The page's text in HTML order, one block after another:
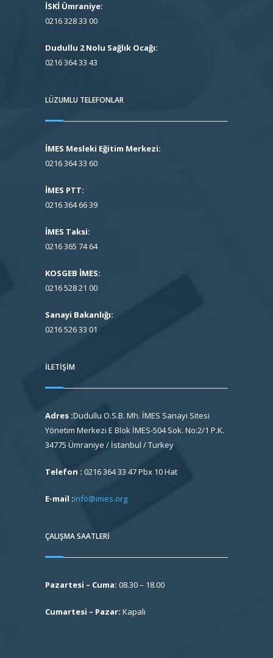
İSKİ Ümraniye:
0216 328 33 00
Dudullu 2 Nolu Sağlık Ocağı:
0216 364 33 43
LÜZUMLU TELEFONLAR
İMES Mesleki Eğitim Merkezi:
0216 364 33 60
İMES PTT:
0216 364 66 39
İMES Taksi:
0216 365 74 64
KOSGEB İMES:
0216 528 21 00
Sanayi Bakanlığı:
0216 526 33 01
İLETIŞIM
Adres :Dudullu O.S.B. Mh. İMES Sanayi Sitesi
Yönetim Merkezi E Blok İMES-504 Sok. No:2/1 P.K.
34775 Ümraniye / İstanbul / Turkey
Telefon : 0216 364 33 47 Pbx 10 Hat
E-mail :info@imes.org
ÇALIŞMA SAATLERI
Pazartesi – Cuma: 08.30 – 18.00
Cumartesi – Pazar: Kapalı